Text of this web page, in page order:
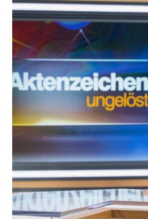
ungelöst"